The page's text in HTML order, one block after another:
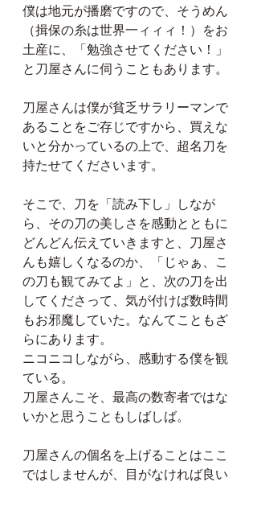
僕は地元が播磨ですので、そうめん
（揖保の糸は世界一ィィィ！）をお
土産に、「勉強させてください！」
と刀屋さんに伺うこともあります。
刀屋さんは僕が貧乏サラリーマンで
あることをご存じですから、買えな
いと分かっているの上で、超名刀を
持たせてくださいます。
そこで、刀を「読み下し」しなが
ら、その刀の美しさを感動とともに
どんどん伝えていきますと、刀屋さ
んも嬉しくなるのか、「じゃぁ、こ
の刀も観てみてよ」と、次の刀を出
してくださって、気が付けば数時間
もお邪魔していた。なんてこともざ
らにあります。
ニコニコしながら、感動する僕を観
ている。
刀屋さんこそ、最高の数寄者ではな
いかと思うこともしばしば。
刀屋さんの個名を上げることはここ
ではしませんが、目がなければ良い